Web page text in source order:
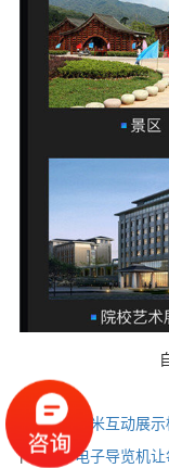
上一篇：
鹰米互动展
下一篇：电子导览机让